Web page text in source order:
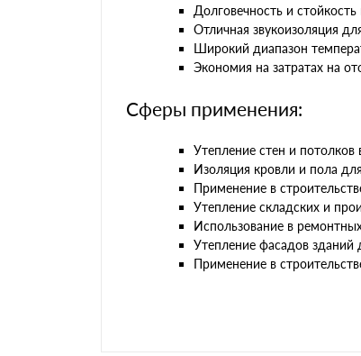
Долговечность и
Отличная звукоизоляция
Широкий диапазон
Экономия на затратах на
Сферы применения:
Утепление стен и
Изоляция кровли и пола
Применение в
Утепление складских и
Использование в
Утепление фасадов зданий
Применение в